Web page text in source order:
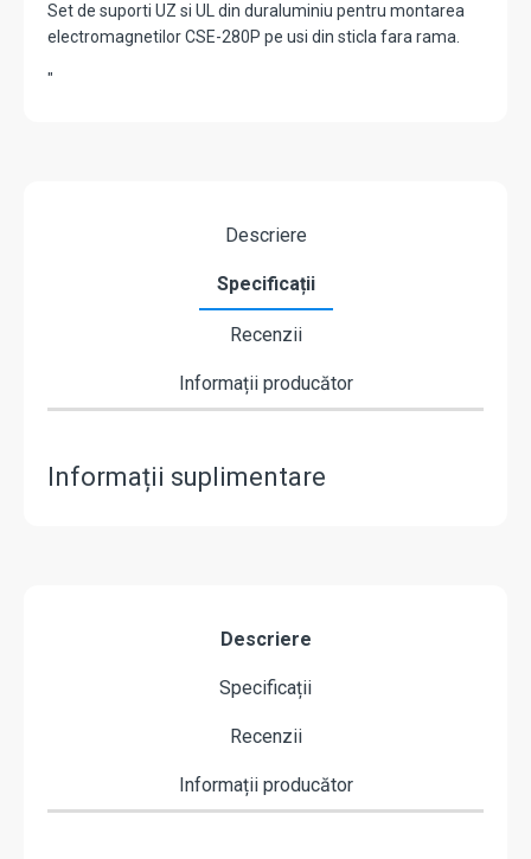
Set de suporti UZ si UL din duraluminiu pentru montarea
electromagnetilor CSE-280P pe usi din sticla fara rama.
"
Descriere
Specificații
Recenzii
Informații producător
Informații suplimentare
Descriere
Specificații
Recenzii
Informații producător